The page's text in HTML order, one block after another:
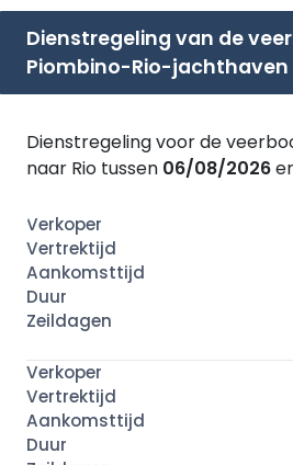
Dienstregeling van de
Piombino-Rio-jachthaven
Dienstregeling voor de
naar Rio tussen 06/08/2026